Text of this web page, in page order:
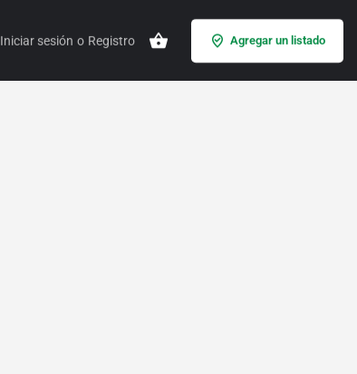
Iniciar sesión o Registro Agregar un listado